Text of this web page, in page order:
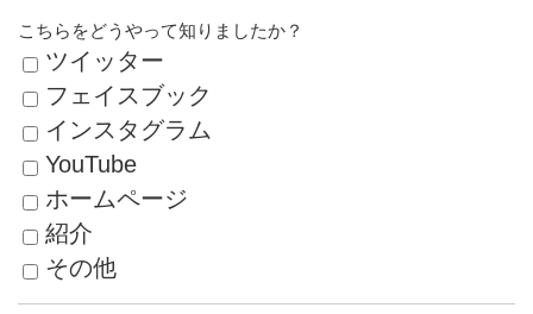
こちらをどうやって知りましたか？
ツイッター
フェイスブック
インスタグラム
YouTube
ホームページ
紹介
その他